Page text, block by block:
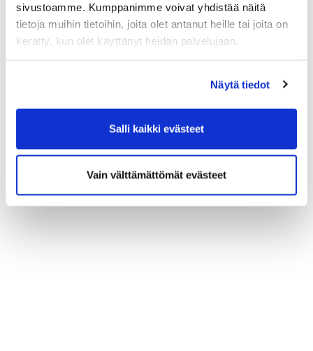
sivustoamme. Kumppanimme voivat yhdistää näitä
tietoja muihin tietoihin, joita olet antanut heille tai joita on
kerätty, kun olet käyttänyt heidän palvelujaan.
Näytä tiedot
Salli kaikki evästeet
Vain välttämättömät evästeet